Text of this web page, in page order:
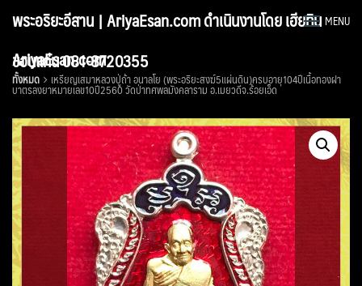
พระอริยะอีสาน | AriyaEsan.com ดำเนินงานโดย เฮียทิน
ขอนแก่น 081-8720355
MENU
AriyaEsan.com
ทั้งหมด เหรียญเสมาหลวงปู่ถ้า อนาลโย (พระอริยะสงฆ์5แผ่นดิน)ครบอายุ104ปีเนื้อทองฝา
บาตรลงยาหมายเลข10ปี2560 วัดป่าทศพลมังคลาราม อ.เมยวดีจ.ร้อยเอ็ด